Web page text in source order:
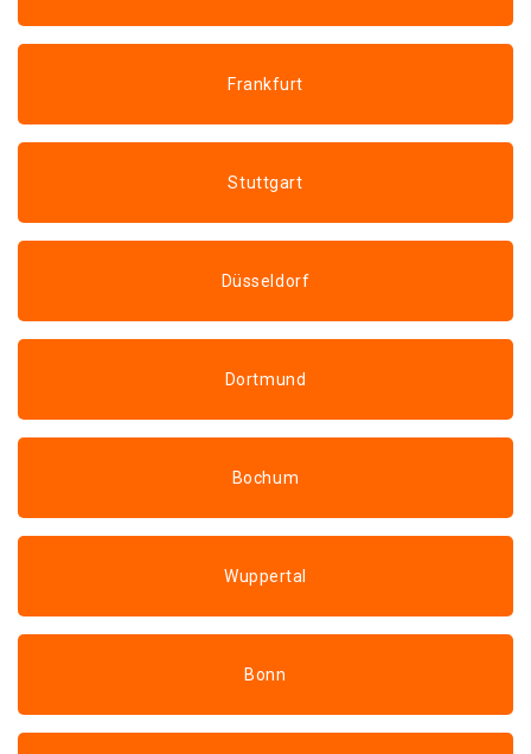
Frankfurt
Stuttgart
Düsseldorf
Dortmund
Bochum
Wuppertal
Bonn